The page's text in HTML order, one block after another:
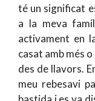
té un significat
a la meva
activament en
casat amb més
des de llavors.
meu rebesavi